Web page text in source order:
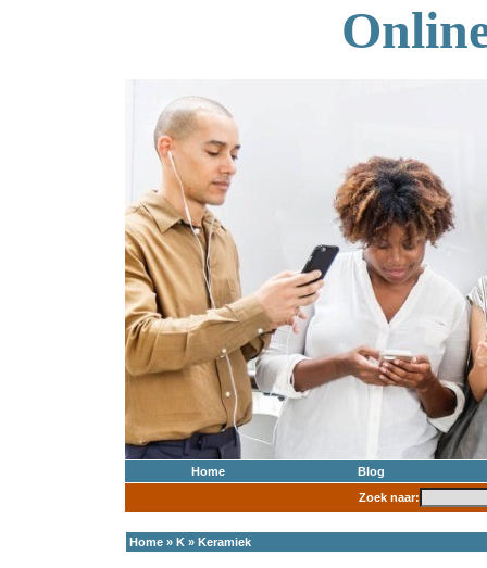
Home
Blog
Zoek naar:
Home » K » Keramiek